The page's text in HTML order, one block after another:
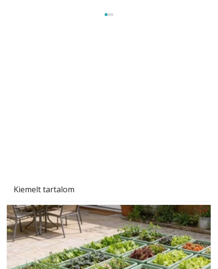
Kiemelt tartalom